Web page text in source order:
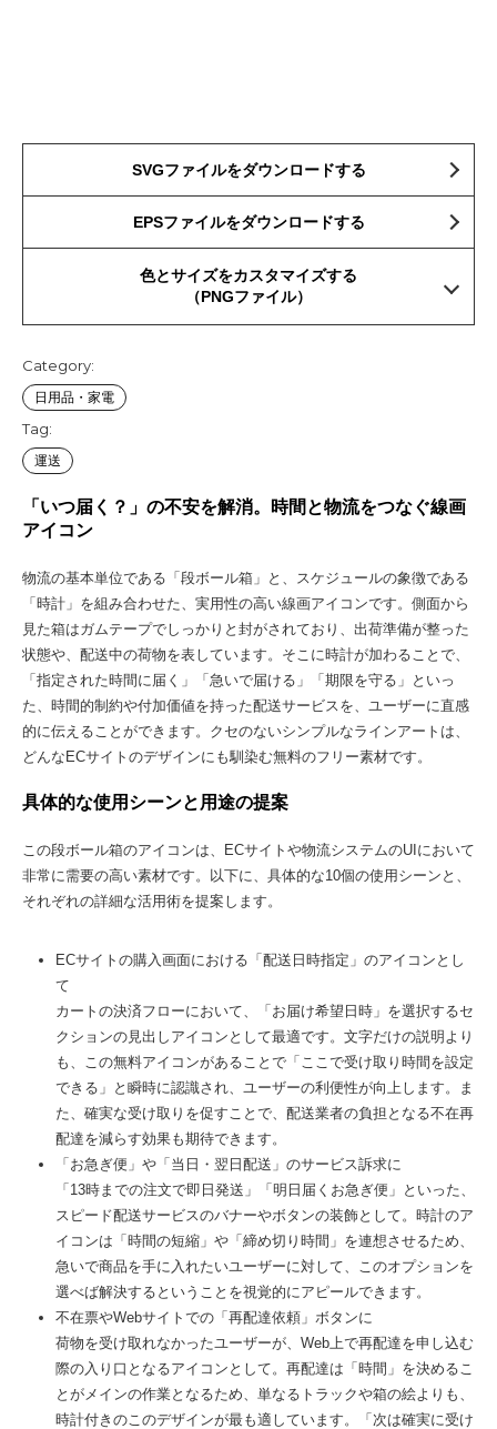
SVGファイルをダウンロードする
EPSファイルをダウンロードする
色とサイズをカスタマイズする
（PNGファイル）
Category:
日用品・家電
Tag:
運送
「いつ届く？」の不安を解消。時間と物流をつなぐ線画
アイコン
物流の基本単位である「段ボール箱」と、スケジュールの象徴である
「時計」を組み合わせた、実用性の高い線画アイコンです。側面から
見た箱はガムテープでしっかりと封がされており、出荷準備が整った
状態や、配送中の荷物を表しています。そこに時計が加わることで、
「指定された時間に届く」「急いで届ける」「期限を守る」といっ
た、時間的制約や付加価値を持った配送サービスを、ユーザーに直感
的に伝えることができます。クセのないシンプルなラインアートは、
どんなECサイトのデザインにも馴染む無料のフリー素材です。
具体的な使用シーンと用途の提案
この段ボール箱のアイコンは、ECサイトや物流システムのUIにおいて
非常に需要の高い素材です。以下に、具体的な10個の使用シーンと、
それぞれの詳細な活用術を提案します。
ECサイトの購入画面における「配送日時指定」のアイコンとし
て
カートの決済フローにおいて、「お届け希望日時」を選択するセ
クションの見出しアイコンとして最適です。文字だけの説明より
も、この無料アイコンがあることで「ここで受け取り時間を設定
できる」と瞬時に認識され、ユーザーの利便性が向上します。ま
た、確実な受け取りを促すことで、配送業者の負担となる不在再
配達を減らす効果も期待できます。
「お急ぎ便」や「当日・翌日配送」のサービス訴求に
「13時までの注文で即日発送」「明日届くお急ぎ便」といった、
スピード配送サービスのバナーやボタンの装飾として。時計のア
イコンは「時間の短縮」や「締め切り時間」を連想させるため、
急いで商品を手に入れたいユーザーに対して、このオプションを
選べば解決するということを視覚的にアピールできます。
不在票やWebサイトでの「再配達依頼」ボタンに
荷物を受け取れなかったユーザーが、Web上で再配達を申し込む
際の入り口となるアイコンとして。再配達は「時間」を決めるこ
とがメインの作業となるため、単なるトラックや箱の絵よりも、
時計付きのこのデザインが最も適しています。「次は確実に受け